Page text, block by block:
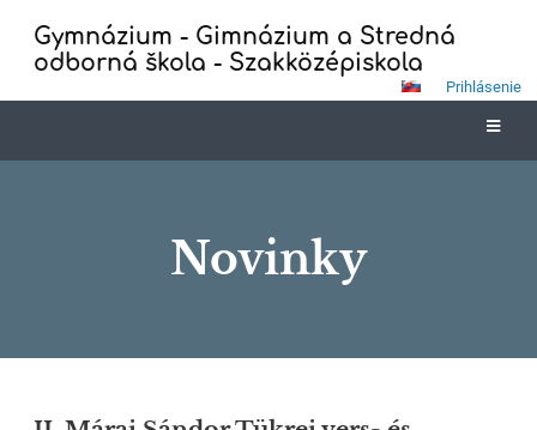
Gymnázium - Gimnázium a Stredná
odborná škola - Szakközépiskola
Prihlásenie
Novinky